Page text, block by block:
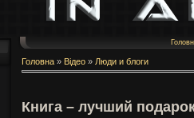
Головна » Відео » Люди и блоги
Книга – лучший